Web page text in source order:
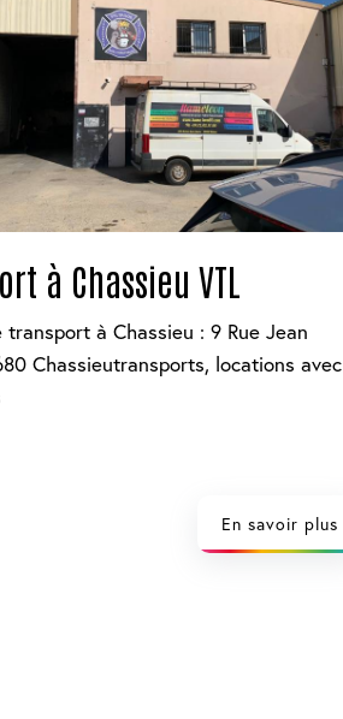
à Chassieu VTL
transport à Chassieu : 9 Rue Jean
Chassieutransports, locations avec
En savoir plus